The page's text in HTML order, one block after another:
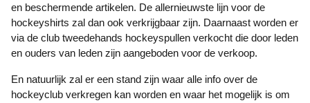
en beschermende artikelen. De allernieuwste lijn voor de
hockeyshirts zal dan ook verkrijgbaar zijn. Daarnaast worden er
via de club tweedehands hockeyspullen verkocht die door leden
en ouders van leden zijn aangeboden voor de verkoop.
En natuurlijk zal er een stand zijn waar alle info over de
hockeyclub verkregen kan worden en waar het mogelijk is om